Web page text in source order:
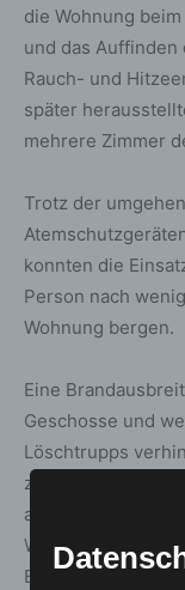
die Wohnung
und das
Rauch- und
später
mehrere Zimmer
Trotz der
konnten die
Person nach
Wohnung bergen.
Eine
Geschosse und
Löschtrupps
zunächst über
aus.
Wohnung und
Belüftungsgeräten